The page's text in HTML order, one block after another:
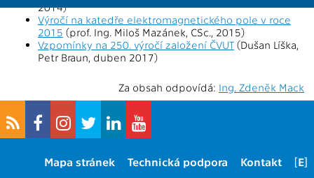
2014)
Výročí na katedře elektromagnetického pole v roce
2015 (prof. Ing. Miloš Mazánek, CSc., 2015)
Vzpomínky na 250. výročí založení ČVUT (Dušan Líška,
Petr Braun, duben 2017)
Za obsah odpovídá: Ing. Zdeněk Mack
[E]
Kontakt
Technická podpora
Mapa stránek